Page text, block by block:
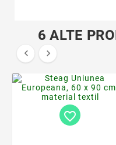
6 ALTE
 
favorite_border